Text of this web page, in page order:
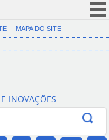
(COVID-19)
Canais
MAPA DO SITE
INOVAÇÕES